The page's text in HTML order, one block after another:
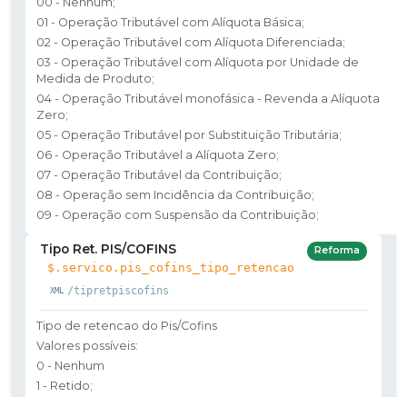
01 - Operação Tributável com Alíquota Básica;
02 - Operação Tributável com Alíquota Diferenciada;
03 - Operação Tributável com Alíquota por Unidade de
Medida de Produto;
04 - Operação Tributável monofásica - Revenda a Alíquota
Zero;
05 - Operação Tributável por Substituição Tributária;
06 - Operação Tributável a Alíquota Zero;
07 - Operação Tributável da Contribuição;
08 - Operação sem Incidência da Contribuição;
09 - Operação com Suspensão da Contribuição;
Tipo Ret. PIS/COFINS
$.servico.pis_cofins_tipo_retencao
/tipretpiscofins
Reforma
Tipo de retencao do Pis/Cofins
Valores possíveis:
0 - Nenhum
1 - Retido;